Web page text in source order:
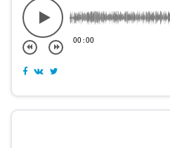
00:00